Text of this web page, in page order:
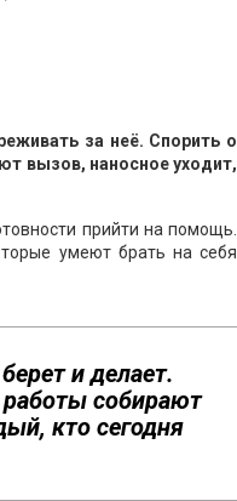
за неё. Спорить о
вызов, наносное уходит,
прийти на помощь.
умеют брать на себя
и делает.
собирают
кто сегодня